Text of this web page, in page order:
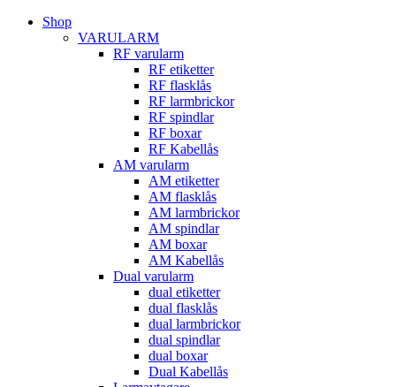
Shop
VARULARM
RF varularm
RF etiketter
RF flasklås
RF larmbrickor
RF spindlar
RF boxar
RF Kabellås
AM varularm
AM etiketter
AM flasklås
AM larmbrickor
AM spindlar
AM boxar
AM Kabellås
Dual varularm
dual etiketter
dual flasklås
dual larmbrickor
dual spindlar
dual boxar
Dual Kabellås